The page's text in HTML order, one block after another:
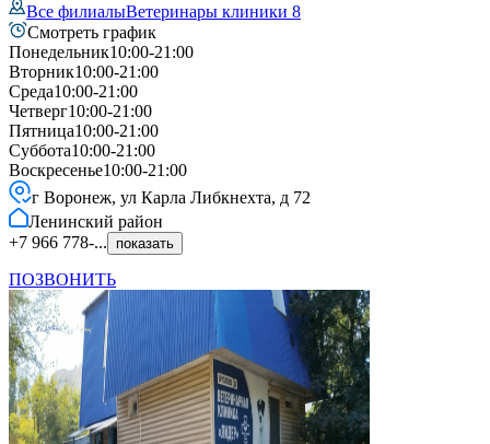
Все филиалыВетеринары клиники 8
Смотреть график
Понедельник10:00-21:00
Вторник10:00-21:00
Среда10:00-21:00
Четверг10:00-21:00
Пятница10:00-21:00
Суббота10:00-21:00
Воскресенье10:00-21:00
г Воронеж, ул Карла Либкнехта, д 72
Ленинский район
+7 966 778-...
показать
ПОЗВОНИТЬ